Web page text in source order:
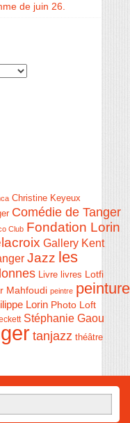
de juin 26.
Christine Keyeux
Comédie de Tanger
Club Fondation Lorin
Gallery Kent
Jazz les
Livre livres Lotfi
Mahfoudi peintre peinture
Lorin Photo Loft
Stéphanie Gaou
tanjazz théâtre